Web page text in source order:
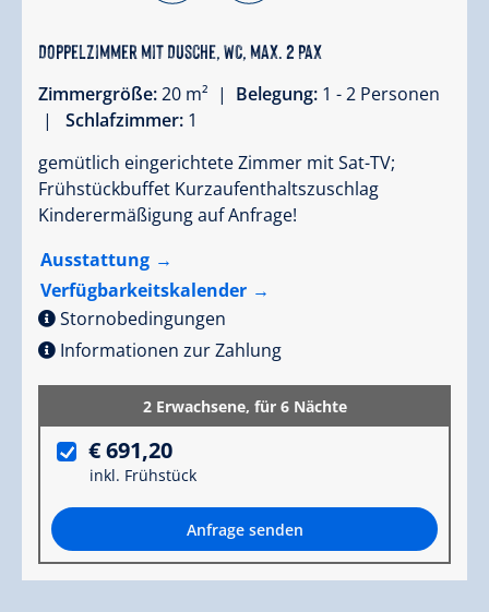
Doppelzimmer mit Dusche, WC, max. 2 Pax
Zimmergröße:20 m² | Belegung: 1 - 2 Personen
|
Schlafzimmer: 1
gemütlich eingerichtete Zimmer mit Sat-TV;
Frühstückbuffet Kurzaufenthaltszuschlag
Kinderermäßigung auf Anfrage!
Ausstattung
Verfügbarkeitskalender
Stornobedingungen
Informationen zur Zahlung
2 Erwachsene, für 6 Nächte
€ 691,20
inkl. Frühstück
Anfrage senden